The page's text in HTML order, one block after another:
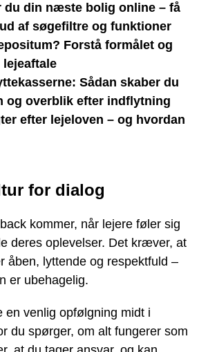
du din næste bolig online – få
af søgefiltre og funktioner
Forstå formålet og
lejeaftale
Sådan skaber du
og overblik efter indflytning
efter lejeloven – og hvordan
for dialog
kommer, når lejere føler sig
deres oplevelser. Det kræver, at
åben, lyttende og respektfuld –
er ubehagelig.
en venlig opfølgning midt i
du spørger, om alt fungerer som